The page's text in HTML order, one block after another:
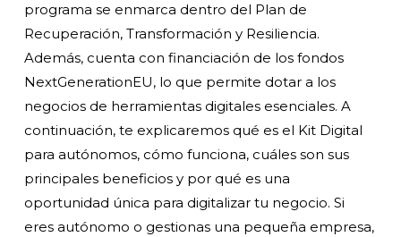
programa se enmarca dentro del Plan de
Recuperación, Transformación y Resiliencia.
Además, cuenta con financiación de los fondos
NextGenerationEU, lo que permite dotar a los
negocios de herramientas digitales esenciales. A
continuación, te explicaremos qué es el Kit Digital
para autónomos, cómo funciona, cuáles son sus
principales beneficios y por qué es una
oportunidad única para digitalizar tu negocio. Si
eres autónomo o gestionas una pequeña empresa,